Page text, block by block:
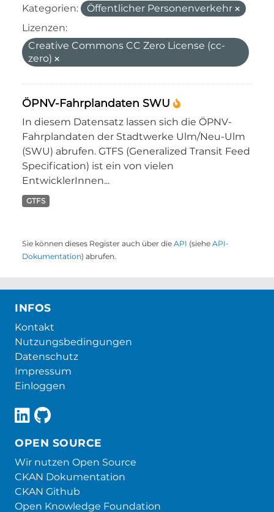
Kategorien:
Öffentlicher Personenverkehr
Lizenzen:
Creative Commons CC Zero License (cc-
zero)
ÖPNV-Fahrplandaten SWU
In diesem Datensatz lassen sich die ÖPNV-
Fahrplandaten der Stadtwerke Ulm/Neu-Ulm
(SWU) abrufen. GTFS (Generalized Transit Feed
Specification) ist ein von vielen
EntwicklerInnen...
GTFS
Sie können dieses Register auch über die API (siehe API-
Dokumentation) abrufen.
INFOS
Kontakt
Nutzungsbedingungen
Datenschutz
Impressum
Einloggen
OPEN SOURCE
Wir nutzen Open Source
CKAN Dokumentation
CKAN Github
Open Knowledge Foundation